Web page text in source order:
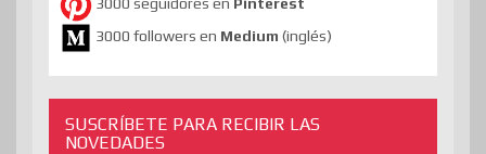
3000 followers en Medium (inglés)
SUSCRÍBETE PARA RECIBIR LAS
NOVEDADES